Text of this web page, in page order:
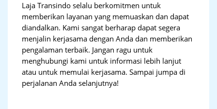
Laja Transindo selalu berkomitmen untuk
memberikan layanan yang memuaskan dan dapat
diandalkan. Kami sangat berharap dapat segera
menjalin kerjasama dengan Anda dan memberikan
pengalaman terbaik. Jangan ragu untuk
menghubungi kami untuk informasi lebih lanjut
atau untuk memulai kerjasama. Sampai jumpa di
perjalanan Anda selanjutnya!